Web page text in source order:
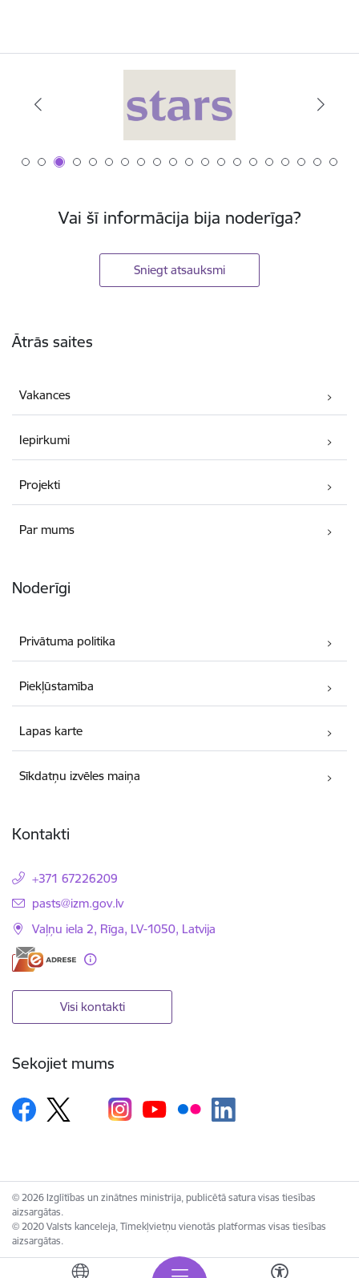
Vai šī informācija bija noderīga?
Sniegt atsauksmi
Ātrās saites
Vakances
Iepirkumi
Projekti
Par mums
Noderīgi
Privātuma politika
Piekļūstamība
Lapas karte
Sīkdatņu izvēles maiņa
Kontakti
+371 67226209
E-pasts:
pasts@izm.gov.lv
Vaļņu iela 2, Rīga, LV-1050, Latvija
Visi kontakti
Sekojiet mums
© 2026 Izglītības un zinātnes ministrija, publicētā satura visas tiesības
aizsargātas.
© 2020 Valsts kanceleja, Tīmekļvietņu vienotās platformas visas tiesības
aizsargātas.